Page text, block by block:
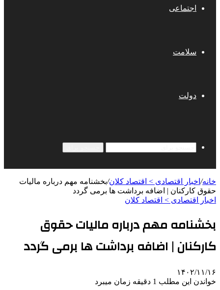
اجتماعی
سلامت
دولت
خانه/ اخبار اقتصادی > اقتصاد كلان/بخشنامه مهم درباره مالیات
حقوق کارکنان | اضافه برداشت ها برمی گردد
اخبار اقتصادی > اقتصاد كلان
بخشنامه مهم درباره مالیات حقوق
کارکنان | اضافه برداشت ها برمی گردد
۱۴۰۲/۱۱/۱۶
خواندن این مطلب 1 دقیقه زمان میبرد